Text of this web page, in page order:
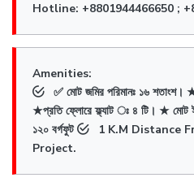
Hotline: +8801944466650 ;
Amenities:
✅ মোট জমির পরিমানঃ ১৬ শতাংশ।
★প্রতি ফ্লোরে ফ্ল্যাট ঃ ৪ টি। ★ মোট
১২০ বর্গফুট
1 K.M Distance
Project.